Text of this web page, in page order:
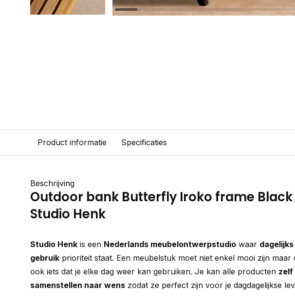
Product informatie Specificaties
Beschrijving
Outdoor bank Butterfly Iroko frame
Studio Henk
Studio Henk is een Nederlands meubelontwerpstudio waar dagelijks
gebruik prioriteit staat. Een meubelstuk moet niet enkel mooi zijn maar
ook iets dat je elke dag weer kan gebruiken. Je kan alle producten zelf
samenstellen naar wens zodat ze perfect zijn voor je dagdagelijkse